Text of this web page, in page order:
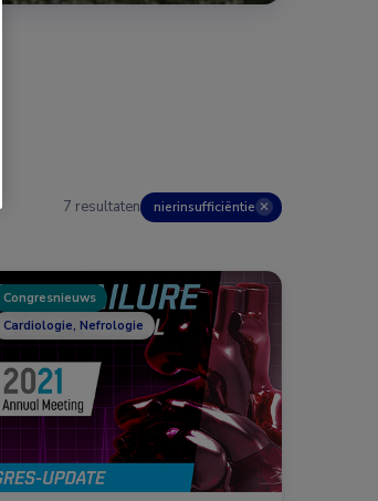
7 resultaten nierinsufficiëntie ✕
Congresnieuws
Cardiologie, Nefrologie